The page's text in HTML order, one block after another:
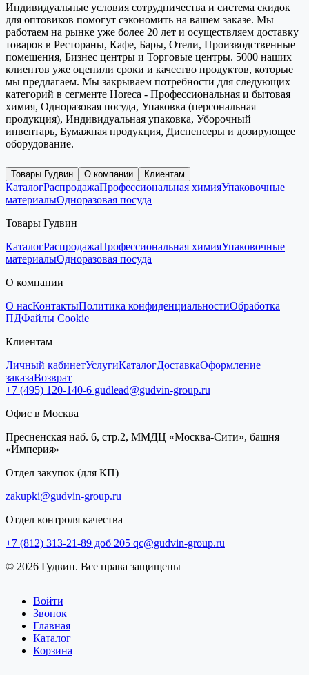
Индивидуальные условия сотрудничества и система скидок
для оптовиков помогут сэкономить на вашем заказе. Мы
работаем на рынке уже более 20 лет и осуществляем доставку
товаров в Рестораны, Кафе, Бары, Отели, Производственные
помещения, Бизнес центры и Торговые центры. 5000 наших
клиентов уже оценили сроки и качество продуктов, которые
мы предлагаем. Мы закрываем потребности для следующих
категорий в сегменте Horeca - Профессиональная и бытовая
химия, Одноразовая посуда, Упаковка (персональная
продукция), Индивидуальная упаковка, Уборочный
инвентарь, Бумажная продукция, Диспенсеры и дозирующее
оборудование.
Товары Гудвин О компании Клиентам
КаталогРаспродажаПрофессиональная химияУпаковочные
материалыОдноразовая посуда
Товары Гудвин
КаталогРаспродажаПрофессиональная химияУпаковочные
материалыОдноразовая посуда
О компании
О насКонтактыПолитика конфиденциальностиОбработка
ПДФайлы Cookie
Клиентам
Личный кабинетУслугиКаталогДоставкаОформление
заказаВозврат
+7 (495) 120-140-6 gudlead@gudvin-group.ru
Офис в Москва
Пресненская наб. 6, стр.2, ММДЦ «Москва-Сити», башня
«Империя»
Отдел закупок (для КП)
zakupki@gudvin-group.ru
Отдел контроля качества
+7 (812) 313-21-89 доб 205 qc@gudvin-group.ru
© 2026 Гудвин. Все права защищены
Войти
Звонок
Главная
Каталог
Корзина